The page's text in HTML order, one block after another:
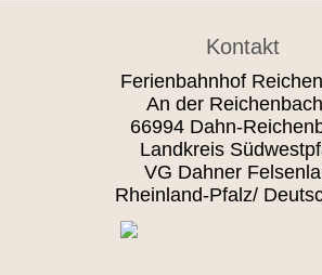
Kontakt
Ferienbahnhof
An der
66994 Dahn-
Landkreis
VG Dahner
Rheinland-Pfalz/